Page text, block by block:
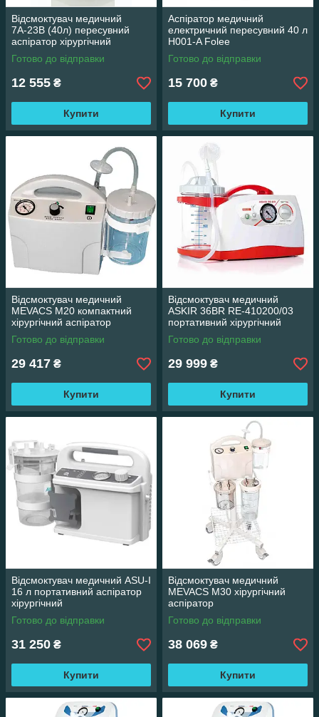
Відсмоктувач медичний
7А-23В (40л) пересувний
аспіратор хірургічний
Готово до відправки
12 555 ₴
Купити
Аспіратор медичний
електричний пересувний 40 л
H001-A Folee
Готово до відправки
15 700 ₴
Купити
Відсмоктувач медичний
MEVACS M20 компактний
хірургічний аспіратор
Готово до відправки
29 417 ₴
Купити
Відсмоктувач медичний
ASKIR 36BR RE-410200/03
портативний хірургічний
аспіратор
Готово до відправки
29 999 ₴
Купити
Відсмоктувач медичний ASU-I
16 л портативний аспіратор
хірургічний
Готово до відправки
31 250 ₴
Купити
Відсмоктувач медичний
MEVACS M30 хірургічний
аспіратор
Готово до відправки
38 069 ₴
Купити